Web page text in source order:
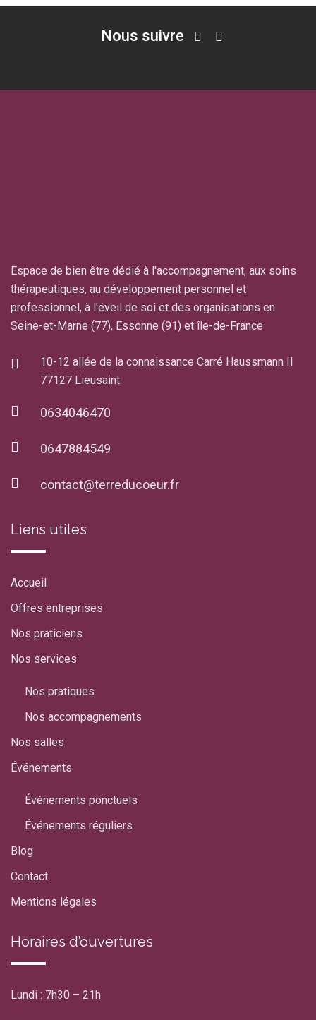
Nous suivre
Espace de bien être dédié à l'accompagnement, aux soins
thérapeutiques, au développement personnel et
professionnel, à l'éveil de soi et des organisations en
Seine-et-Marne (77), Essonne (91) et île-de-France
10-12 allée de la connaissance Carré Haussmann II
77127 Lieusaint
0634046470
0647884549
contact@terreducoeur.fr
Liens utiles
Accueil
Offres entreprises
Nos praticiens
Nos services
Nos pratiques
Nos accompagnements
Nos salles
Événements
Événements ponctuels
Événements réguliers
Blog
Contact
Mentions légales
Horaires d’ouvertures
Lundi : 7h30 – 21h